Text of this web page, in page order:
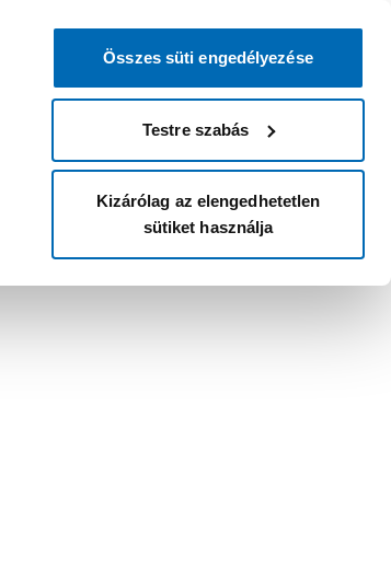
Összes süti engedélyezése
Testre szabás
Kizárólag az elengedhetetlen
sütiket használja